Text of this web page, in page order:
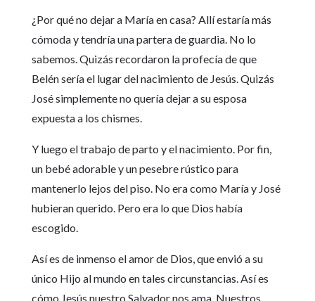
¿Por qué no dejar a María en casa? Allí estaría más
cómoda y tendría una partera de guardia. No lo
sabemos. Quizás recordaron la profecía de que
Belén sería el lugar del nacimiento de Jesús. Quizás
José simplemente no quería dejar a su esposa
expuesta a los chismes.
Y luego el trabajo de parto y el nacimiento. Por fin,
un bebé adorable y un pesebre rústico para
mantenerlo lejos del piso. No era como María y José
hubieran querido. Pero era lo que Dios había
escogido.
Así es de inmenso el amor de Dios, que envió a su
único Hijo al mundo en tales circunstancias. Así es
cómo Jesús nuestro Salvador nos ama. Nuestros